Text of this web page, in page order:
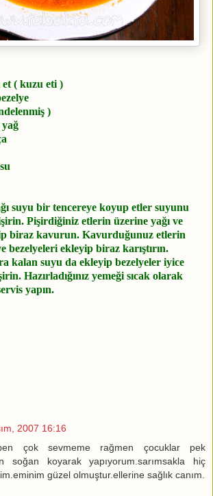
et ( kuzu eti )
)
yağ
suyu bir tencereye koyup etler suyunu
Pişirdiğiniz etlerin üzerine yağı ve
biraz kavurun. Kavurduğunuz etlerin
bezelyeleri ekleyip biraz karıştırın.
kalan suyu da ekleyip bezelyeler iyice
Hazırladığınız yemeği sıcak olarak
yapın.
2007 16:16
çok sevmeme rağmen çocuklar pek
soğan koyarak yapıyorum.sarımsakla hiç
güzel olmuştur.ellerine sağlık canım.